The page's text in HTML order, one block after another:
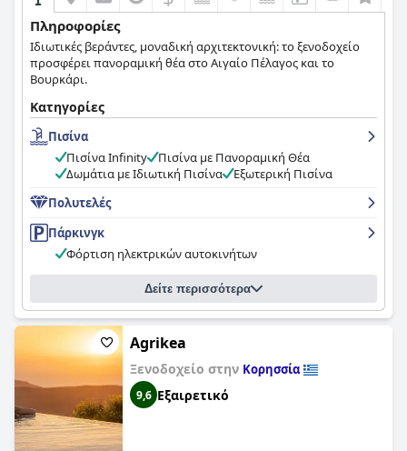
Πληροφορίες
Ιδιωτικές βεράντες, μοναδική αρχιτεκτονική: το ξενοδοχείο
προσφέρει πανοραμική θέα στο Αιγαίο Πέλαγος και το
Βουρκάρι.
Κατηγορίες
Πισίνα
Πισίνα Infinity
Πισίνα με Πανοραμική Θέα
Δωμάτια με Ιδιωτική Πισίνα
Εξωτερική Πισίνα
Πολυτελές
Πάρκινγκ
Φόρτιση ηλεκτρικών αυτοκινήτων
Δείτε περισσότερα
Agrikea
Ξενοδοχείο στην Κορησσία
9,6 Εξαιρετικό